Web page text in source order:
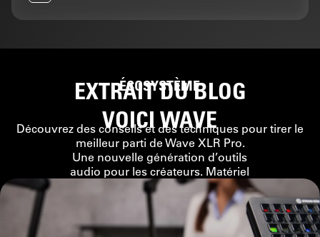
ÉCOSYSTÈME
VOICI WAVE
Une nouvelle génération d’outils
audio pour les créateurs. Matériel
et logiciel fonctionnent ensemble
comme un seul système, pour
simplifier l’obtention d’un son
exceptionnel. Bienvenue dans la
EXTRAIT DU BLOG
Découvrez des conseils et des techniques pour tirer le
meilleur parti de Wave XLR Pro.